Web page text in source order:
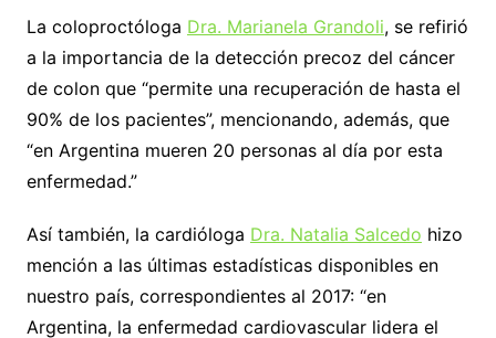
La coloproctóloga Dra. Marianela Grandoli, se refirió
a la importancia de la detección precoz del cáncer
de colon que “permite una recuperación de hasta el
90% de los pacientes”, mencionando, además, que
“en Argentina mueren 20 personas al día por esta
enfermedad.”
Así también, la cardióloga Dra. Natalia Salcedo hizo
mención a las últimas estadísticas disponibles en
nuestro país, correspondientes al 2017: “en
Argentina, la enfermedad cardiovascular lidera el